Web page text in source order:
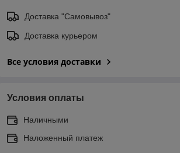
Доставка "Самовывоз"
Доставка курьером
Все условия доставки
Условия оплаты
Наличными
Наложенный платеж